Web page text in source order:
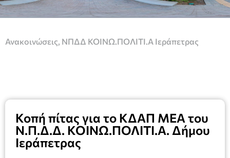
Ανακοινώσεις ΝΠΔΔ ΚΟΙΝΩ.ΠΟΛΙΤΙ.Α Ιεράπετρας
Κοπή πίτας για το ΚΔΑΠ ΜΕΑ του
Ν.Π.Δ.Δ. ΚΟΙΝΩ.ΠΟΛΙΤΙ.Α. Δήμου
Ιεράπετρας